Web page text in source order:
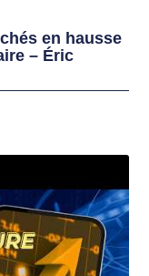
en hausse
– Éric